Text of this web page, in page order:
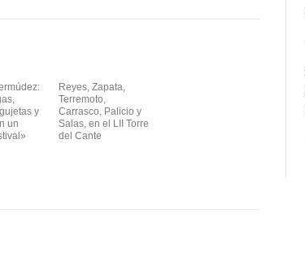
y
un
Reyes, Zapata,
Terremoto,
Carrasco, Palicio y
Salas, en el LII Torre
del Cante